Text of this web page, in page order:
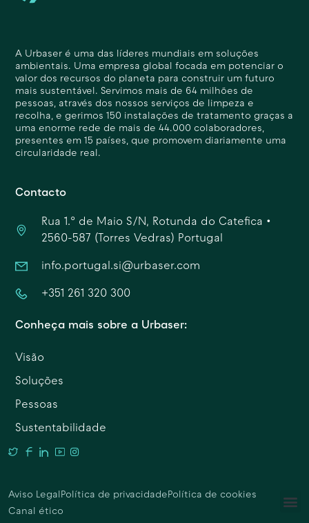
A Urbaser é uma das líderes mundiais em soluções
ambientais. Uma empresa global focada em potenciar o
valor dos recursos do planeta para construir um futuro
mais sustentável. Servimos mais de 64 milhões de
pessoas, através dos nossos serviços de limpeza e
recolha, e gerimos 150 instalações de tratamento graças a
uma enorme rede de mais de 44.000 colaboradores,
presentes em 15 países, que promovem diariamente uma
circularidade real.
Contacto
Rua 1.º de Maio S/N, Rotunda do Catefica •
2560-587 (Torres Vedras) Portugal
info.portugal.si@urbaser.com
+351 261 320 300
Conheça mais sobre a Urbaser:
Visão
Soluções
Pessoas
Sustentabilidade
Aviso Legal Política de privacidade Política de cookies
Canal ético